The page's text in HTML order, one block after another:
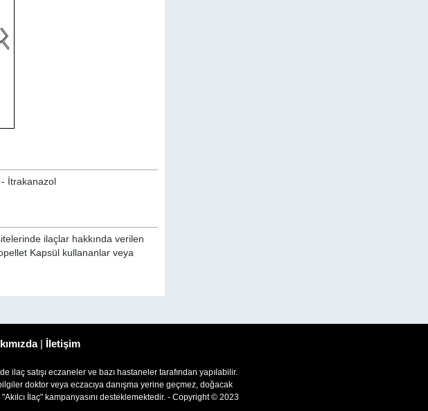
İtrakanazol
ilaçlar hakkında verilen
Kapsül kullananlar veya
| İletişim
ilaç satışı eczaneler ve bazı hastaneler tarafından yapılabilir.
doktor veya eczacıya danışma yerine geçmez, doğacak
İlaç" kampanyasını desteklemektedir. - Copyright © 2023